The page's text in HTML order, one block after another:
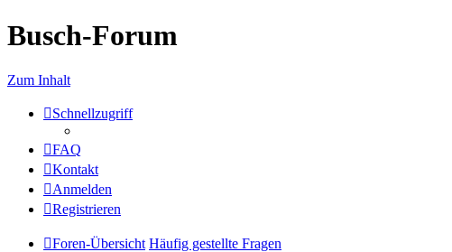
Busch-Forum
Zum Inhalt
Schnellzugriff
FAQ
Kontakt
Anmelden
Registrieren
Foren-Übersicht Häufig gestellte Fragen